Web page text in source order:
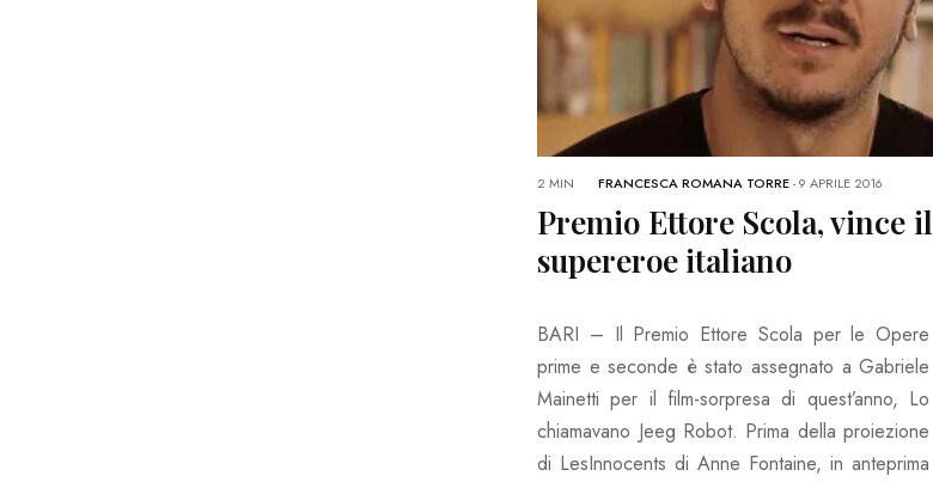
FRANCESCA ROMANA TORRE-9 APRILE 2016
2 MIN
Premio Ettore Scola, vince il
supereroe italiano
BARI – Il Premio Ettore Scola per le Opere
prime e seconde è stato assegnato a Gabriele
Mainetti per il film-sorpresa di quest’anno, Lo
chiamavano Jeeg Robot. Prima della proiezione
di LesInnocents di Anne Fontaine, in anteprima